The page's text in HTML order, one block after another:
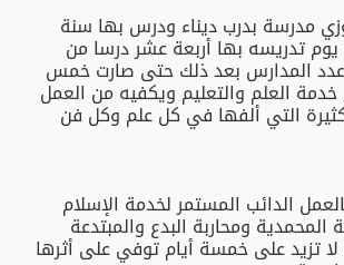
مدرسة بدرب ديناء ودرس بها سنة
تدريسه بها أربعة عشر درسا من
عدد المدارس بعد ذلك حتى صارت خمس
العلم والتعليم ويكفيه من العمل
التي ألفها في كل علم وكل فن
الدائب المستمر لخدمة الإسلام
ومحاربة البدع والمبتدعة
تزيد على خمسة أيام توفي على أثرها